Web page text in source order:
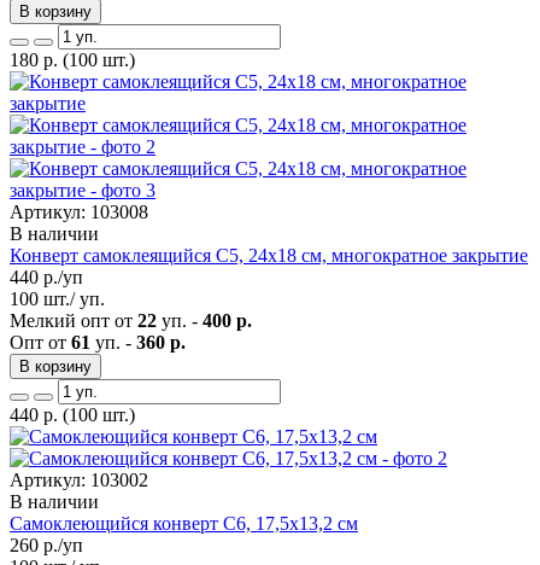
В корзину
180 р. (100 шт.)
Артикул: 103008
В наличии
Конверт самоклеящийся С5, 24х18 см, многократное закрытие
440 р./уп
100 шт./ уп.
Мелкий опт от 22 уп. - 400 р.
Опт от 61 уп. - 360 р.
В корзину
440 р. (100 шт.)
Артикул: 103002
В наличии
Самоклеющийся конверт С6, 17,5х13,2 см
260 р./уп